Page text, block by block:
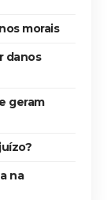
morais
danos
geram
na